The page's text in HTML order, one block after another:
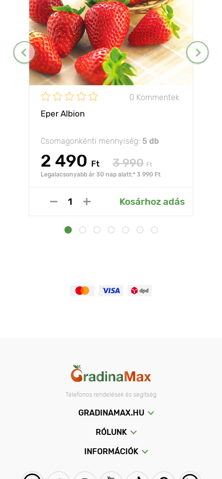
0 Kommentek
Eper Albion
Csomagonkénti mennyiség: 5 db
2 490 Ft 3 990 Ft
Legalacsonyabb ár 30 nap alatt:* 3 990 Ft
Kosárhoz adás
Telefonos rendelések és segítség
GRADINAMAX.HU
RÓLUNK
INFORMÁCIÓK